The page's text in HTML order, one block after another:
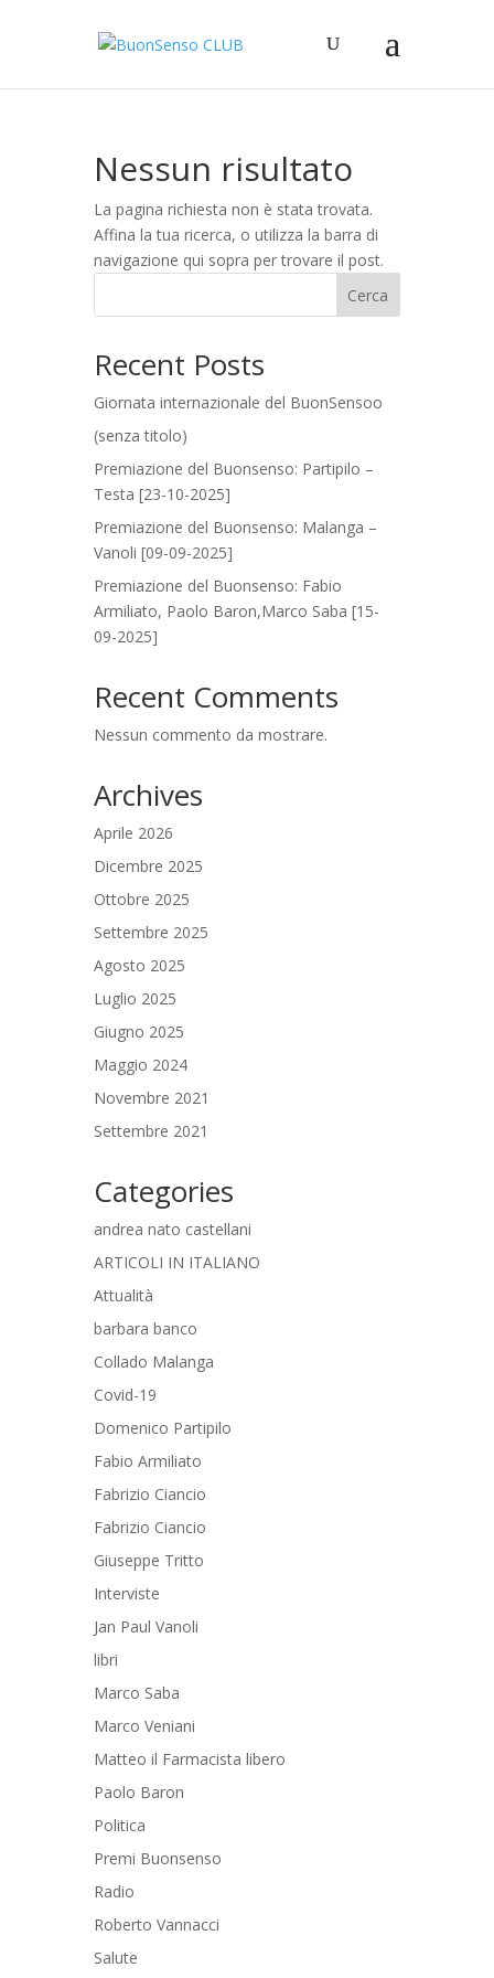
Nessun risultato
La pagina richiesta non è stata trovata.
Affina la tua ricerca, o utilizza la barra di
navigazione qui sopra per trovare il post.
Cerca
Recent Posts
Giornata internazionale del BuonSensoo
(senza titolo)
Premiazione del Buonsenso: Partipilo –
Testa [23-10-2025]
Premiazione del Buonsenso: Malanga –
Vanoli [09-09-2025]
Premiazione del Buonsenso: Fabio
Armiliato, Paolo Baron,Marco Saba [15-
09-2025]
Recent Comments
Nessun commento da mostrare.
Archives
Aprile 2026
Dicembre 2025
Ottobre 2025
Settembre 2025
Agosto 2025
Luglio 2025
Giugno 2025
Maggio 2024
Novembre 2021
Settembre 2021
Categories
andrea nato castellani
ARTICOLI IN ITALIANO
Attualità
barbara banco
Collado Malanga
Covid-19
Domenico Partipilo
Fabio Armiliato
Fabrizio Ciancio
Fabrizio Ciancio
Giuseppe Tritto
Interviste
Jan Paul Vanoli
libri
Marco Saba
Marco Veniani
Matteo il Farmacista libero
Paolo Baron
Politica
Premi Buonsenso
Radio
Roberto Vannacci
Salute